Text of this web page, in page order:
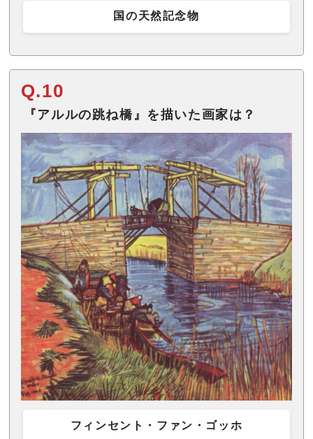
国の天然記念物
Q.10
『アルルの跳ね橋』を描いた画家は？
フィンセント・ファン・ゴッホ